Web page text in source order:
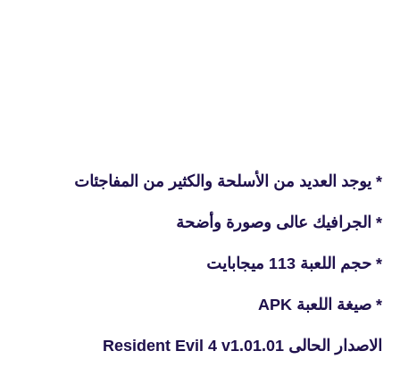
* يوجد العديد من الأسلحة والكثير من المفاجئات
* الجرافيك عالى وصورة وأضحة
* حجم اللعبة 113 ميجابايت
* صيغة اللعبة APK
الاصدار الحالى Resident Evil 4 v1.01.01